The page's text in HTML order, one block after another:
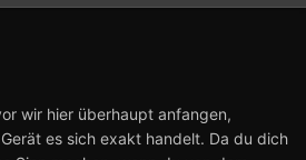
wir hier überhaupt anfangen,
es sich exakt handelt. Da du dich